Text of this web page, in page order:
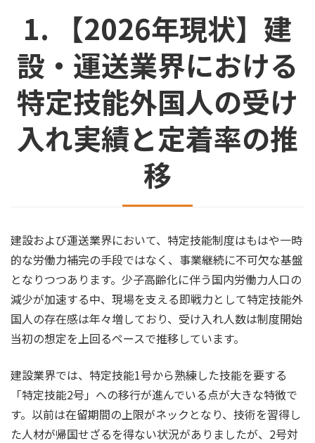
1. 【2026年現状】建
設・運送業界における
特定技能外国人の受け
入れ実績と定着率の推
移
建設および運送業界において、特定技能制度はもはや一時
的な労働力補完の手段ではなく、事業継続に不可欠な基盤
となりつつあります。少子高齢化に伴う国内労働力人口の
減少が加速する中、現場を支える即戦力として特定技能外
国人の存在感は年々増しており、受け入れ人数は制度開始
当初の想定を上回るペースで推移しています。
建設業界では、特定技能1号から熟練した技能を要する
「特定技能2号」への移行が進んでいる点が大きな特徴で
す。以前は在留期間の上限がネックとなり、技術を習得し
た人材が帰国せざるを得ない状況がありましたが、2号対